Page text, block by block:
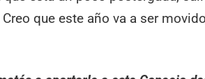
que este año va a ser